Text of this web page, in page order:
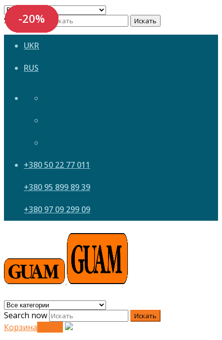
Search now Искать
UKR
RUS
+380 50 22 77 011
+380 95 899 89 39
+380 97 09 299 09
Search now Искать
Корзина
-20%
-20%
-20%
-20%
-20%
-20%